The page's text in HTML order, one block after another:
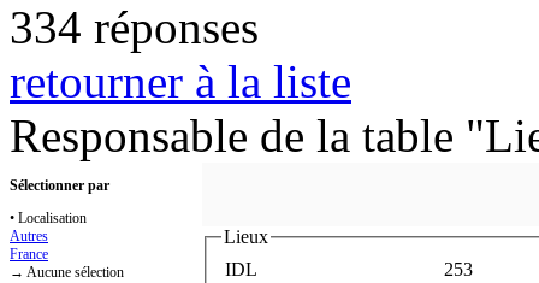
334 réponses
retourner à la liste
Responsable de la table
Sélectionner par
• Localisation
Autres
France
→ Aucune sélection
Lieux
IDL
253